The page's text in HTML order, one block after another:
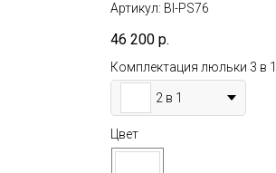
Артикул: BI-PS76
46 200 р.
Комплектация люльки 3 в 1
2 в 1
Цвет